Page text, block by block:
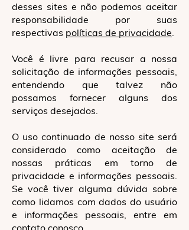
desses sites e não podemos aceitar
responsabilidade por suas
respectivas políticas de privacidade.
Você é livre para recusar a nossa
solicitação de informações pessoais,
entendendo que talvez não
possamos fornecer alguns dos
serviços desejados.
O uso continuado de nosso site será
considerado como aceitação de
nossas práticas em torno de
privacidade e informações pessoais.
Se você tiver alguma dúvida sobre
como lidamos com dados do usuário
e informações pessoais, entre em
contato conosco.